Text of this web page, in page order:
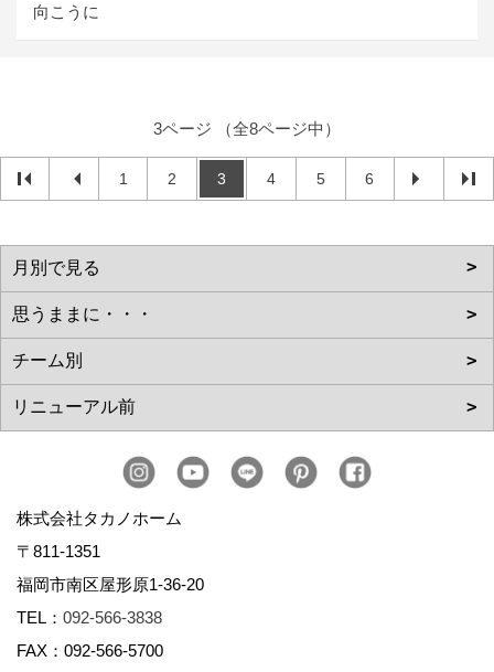
向こうに
3ページ （全8ページ中）
1 2 3 4 5 6
株式会社タカノホーム
〒811-1351
福岡市南区屋形原1-36-20
TEL： 092-566-3838
FAX：092-566-5700